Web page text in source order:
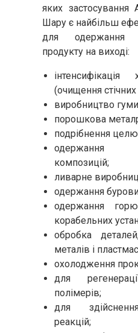
яких застосування
Шару є найбільш
для одержання
продукту на виході:
інтенсифікація
(очищення
виробництво
порошкова
подрібнення
одержання
композицій;
ливарне
одержання
одержання
корабельних
обробка
металів і
охолодження
для
полімерів;
для
реакцій;